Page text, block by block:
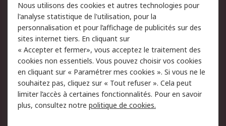
du site
Politique de protection
des données - Mise à
jour
Sécurité des E-mails
Conditions générales
de vente
Politique anti-
corruption
Campagnes marketing
A propos de RS
Nous utilisons des cookies et autres technologies pour
l'analyse statistique de l'utilisation, pour la
personnalisation et pour l’affichage de publicités sur des
sites internet tiers. En cliquant sur
« Accepter et fermer», vous acceptez le traitement des
cookies non essentiels. Vous pouvez choisir vos cookies
en cliquant sur « Paramétrer mes cookies ». Si vous ne le
souhaitez pas, cliquez sur « Tout refuser ». Cela peut
limiter l’accès à certaines fonctionnalités. Pour en savoir
plus, consultez notre politique de cookies.